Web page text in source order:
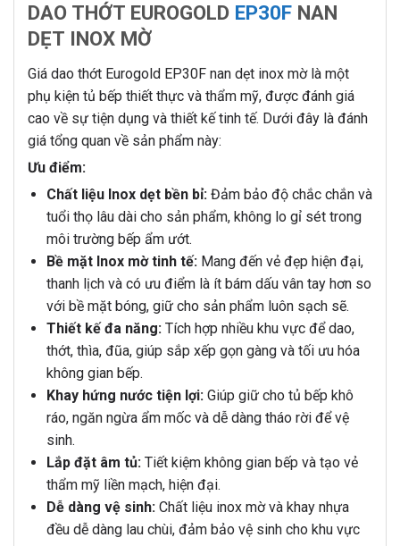
DAO THỚT EUROGOLD EP30F NAN
DẸT INOX MỜ
Giá dao thớt Eurogold EP30F nan dẹt inox mờ là một
phụ kiện tủ bếp thiết thực và thẩm mỹ, được đánh giá
cao về sự tiện dụng và thiết kế tinh tế. Dưới đây là đánh
giá tổng quan về sản phẩm này:
Ưu điểm:
Chất liệu Inox dẹt bền bỉ:Đảm bảo độ chắc chắn và
tuổi thọ lâu dài cho sản phẩm, không lo gỉ sét trong
môi trường bếp ẩm ướt.
Bề mặt Inox mờ tinh tế:Mang đến vẻ đẹp hiện đại,
thanh lịch và có ưu điểm là ít bám dấu vân tay hơn so
với bề mặt bóng, giữ cho sản phẩm luôn sạch sẽ.
Thiết kế đa năng:Tích hợp nhiều khu vực để dao,
thớt, thìa, đũa, giúp sắp xếp gọn gàng và tối ưu hóa
không gian bếp.
Khay hứng nước tiện lợi:Giúp giữ cho tủ bếp khô
ráo, ngăn ngừa ẩm mốc và dễ dàng tháo rời để vệ
sinh.
Lắp đặt âm tủ:Tiết kiệm không gian bếp và tạo vẻ
thẩm mỹ liền mạch, hiện đại.
Dễ dàng vệ sinh:Chất liệu inox mờ và khay nhựa
đều dễ dàng lau chùi, đảm bảo vệ sinh cho khu vực